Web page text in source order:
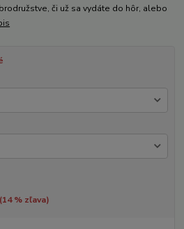
či už sa vydáte do hôr, alebo
14% zľava)